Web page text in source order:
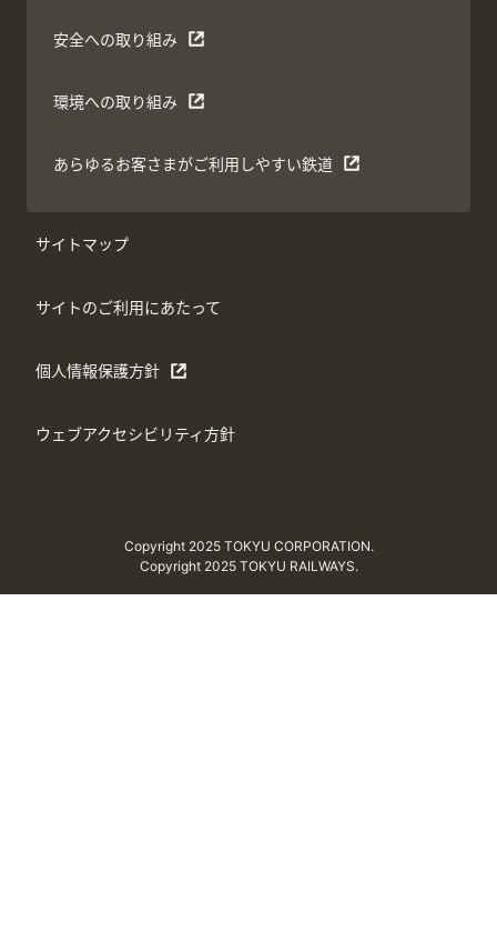
安全への取り組み
環境への取り組み
あらゆるお客さまがご利用しやすい鉄道
サイトマップ
サイトのご利用にあたって
個人情報保護方針
ウェブアクセシビリティ方針
Copyright 2025 TOKYU CORPORATION.
Copyright 2025 TOKYU RAILWAYS.